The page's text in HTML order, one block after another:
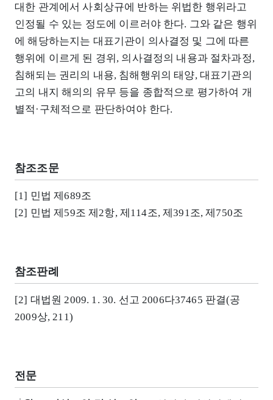
대한 관계에서 사회상규에 반하는 위법한 행위라고
인정될 수 있는 정도에 이르러야 한다. 그와 같은 행위
에 해당하는지는 대표기관이 의사결정 및 그에 따른
행위에 이르게 된 경위, 의사결정의 내용과 절차과정,
침해되는 권리의 내용, 침해행위의 태양, 대표기관의
고의 내지 해의의 유무 등을 종합적으로 평가하여 개
별적·구체적으로 판단하여야 한다.
참조조문
[1] 민법 제689조
[2] 민법 제59조 제2항, 제114조, 제391조, 제750조
참조판례
[2] 대법원 2009. 1. 30. 선고 2006다37465 판결(공
2009상, 211)
전문